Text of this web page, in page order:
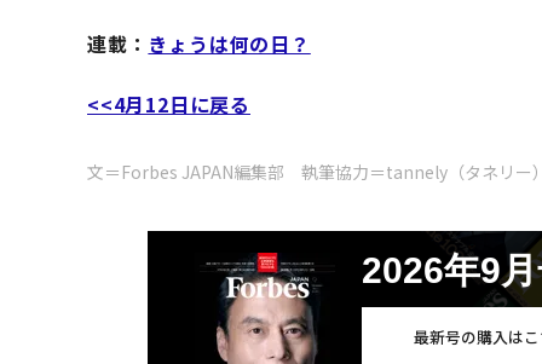
連載： きょうは何の日？
<<4月12日に戻る
文＝Forbes JAPAN編集部 執筆協力＝tannely（タネリー
2026年9
最新号の購入は